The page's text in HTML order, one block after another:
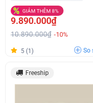
GIẢM THÊM 8%
9.890.000₫
10.890.000₫ -10%
5 (1) So
Freeship